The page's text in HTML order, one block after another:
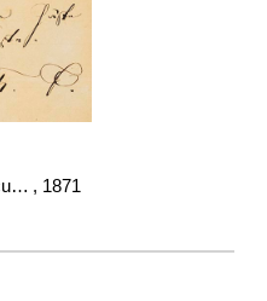
Aus den Tagen der Occupation. Mit eigh. Widmung , 1871